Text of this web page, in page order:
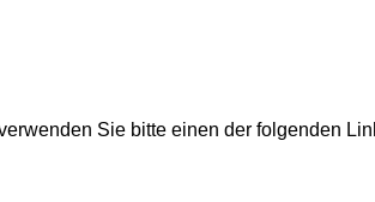
Sie bitte einen der folgenden